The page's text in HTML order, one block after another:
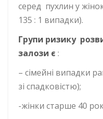
серед пухлин у
135 : 1 випадки).
Групи ризику
залози є :
– сімейні випадки
зі спадковістю);
-жінки старше 40